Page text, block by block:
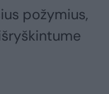
požymius,